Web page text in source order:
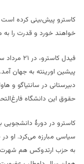
کاسترو پیش‌بینی کرده
خواهند خورد و قدرت را به
پیشین اورینته به جهان
دبیرستانی در سانتیاگو و
حقوق این دانشگاه
کاسترو در دورۀ
به حزب ارتدوکس هم